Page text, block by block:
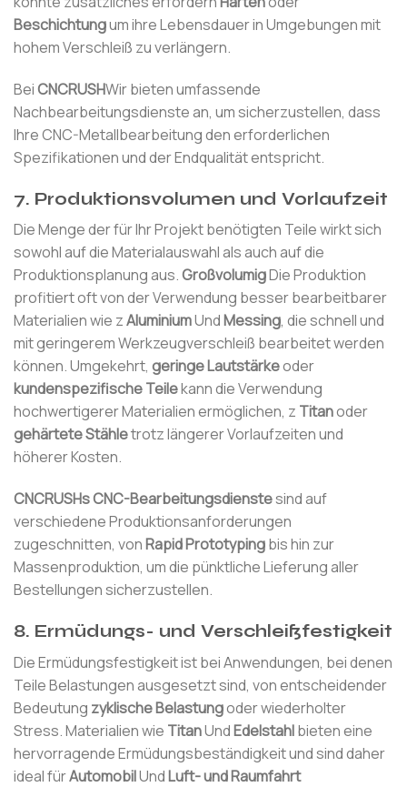
Beschichtungum ihre Lebensdauer in Umgebungen mit
hohem Verschleiß zu verlängern.
BeiCNCRUSHWir bieten umfassende
Nachbearbeitungsdienste an, um sicherzustellen, dass
Ihre CNC-Metallbearbeitung den erforderlichen
Spezifikationen und der Endqualität entspricht.
7. Produktionsvolumen und Vorlaufzeit
Die Menge der für Ihr Projekt benötigten Teile wirkt sich
sowohl auf die Materialauswahl als auch auf die
Produktionsplanung aus.GroßvolumigDie Produktion
profitiert oft von der Verwendung besser bearbeitbarer
Materialien wie zAluminiumUndMessing, die schnell und
mit geringerem Werkzeugverschleiß bearbeitet werden
können. Umgekehrt, geringe Lautstärkeoder
kundenspezifische Teilekann die Verwendung
hochwertigerer Materialien ermöglichen, z Titanoder
gehärtete Stähletrotz längerer Vorlaufzeiten und
höherer Kosten.
CNCRUSHs CNC-Bearbeitungsdienstesind auf
verschiedene Produktionsanforderungen
zugeschnitten, vonRapid Prototypingbis hin zur
Massenproduktion, um die pünktliche Lieferung aller
Bestellungen sicherzustellen.
8. Ermüdungs- und Verschleißfestigkeit
Die Ermüdungsfestigkeit ist bei Anwendungen, bei denen
Teile Belastungen ausgesetzt sind, von entscheidender
Bedeutung zyklische Belastungoder wiederholter
Stress. Materialien wie TitanUndEdelstahlbieten eine
hervorragende Ermüdungsbeständigkeit und sind daher
ideal fürAutomobilUndLuft- und Raumfahrt